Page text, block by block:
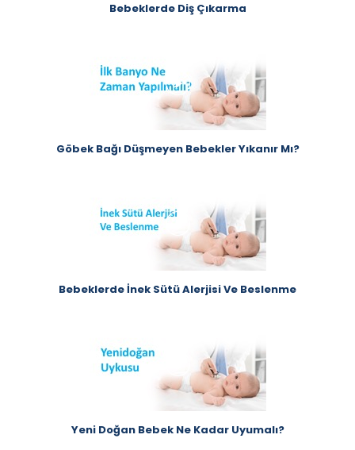
Bebeklerde Diş Çıkarma
Göbek Bağı Düşmeyen Bebekler Yıkanır Mı?
Bebeklerde İnek Sütü Alerjisi Ve Beslenme
Yeni Doğan Bebek Ne Kadar Uyumalı?